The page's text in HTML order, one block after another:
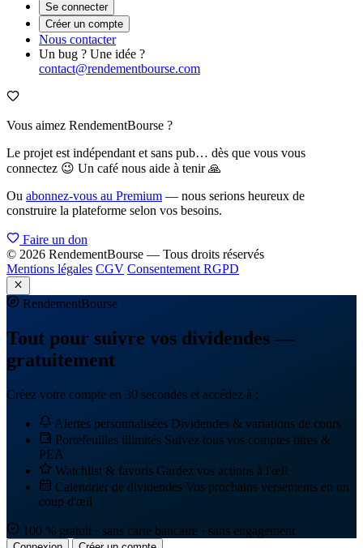
Se connecter
Créer un compte
Nous contacter
Un bug ? Une idée ?
contact@rendementbourse.com
Vous aimez RendementBourse ?
Le projet est indépendant et sans pub… dès que vous vous
connectez 😉 Un café nous aide à tenir 🙏
Ou abonnez-vous au Premium — nous serions heureux de
construire la plateforme selon vos besoins.
Faire un don
© 2026 RendementBourse — Tous droits réservés
Mentions légales CGV Consentement RGPD
RendementBourse
Tout pour suivre vos dividendes —
gratuitement
Créez votre compte en 30 secondes et accédez à :
Alertes personnalisées Dividendes & variations de cours
Portefeuilles illimités Suivez tous vos comptes titres &
PEA
Watchlist & favoris Gardez vos actions à l'œil
Calendrier de dividendes Vos prochains versements en un
coup d'œil
100 % gratuit · sans carte bancaire · sans engagement